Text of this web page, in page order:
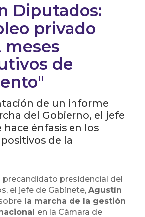
Diputados:
privado
meses
de
de un informe
del Gobierno, el jefe
hace énfasis en los
de la
precandidato presidencial del
el jefe de Gabinete, Agustín
la marcha de la gestión
en la Cámara de